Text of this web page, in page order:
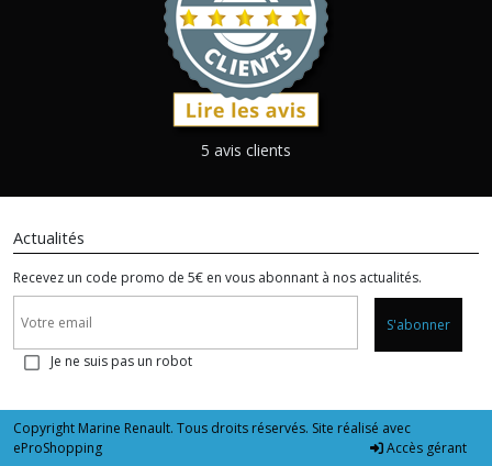
5 avis clients
Actualités
Recevez un code promo de 5€ en vous abonnant à nos actualités.
S'abonner
Je ne suis pas un robot
Copyright Marine Renault. Tous droits réservés. Site réalisé avec
eProShopping
Accès gérant